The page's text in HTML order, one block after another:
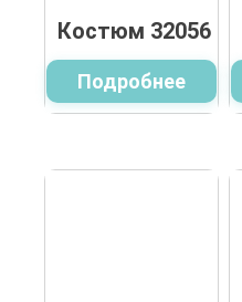
Костюм 32056
Подробнее